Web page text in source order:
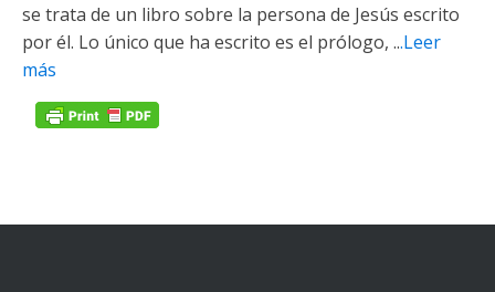
se trata de un libro sobre la persona de Jesús escrito
por él. Lo único que ha escrito es el prólogo, ...Leer
más